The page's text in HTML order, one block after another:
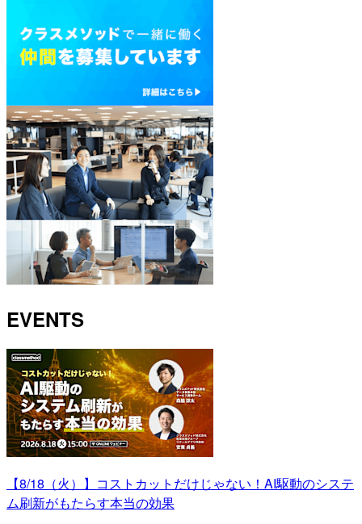
EVENTS
【8/18（火）】コストカットだけじゃない！AI駆動のシステ
ム刷新がもたらす本当の効果